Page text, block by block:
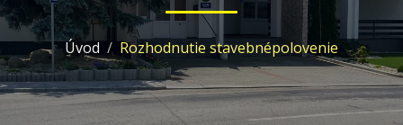
Úvod Rozhodnutie stavebnépolovenie